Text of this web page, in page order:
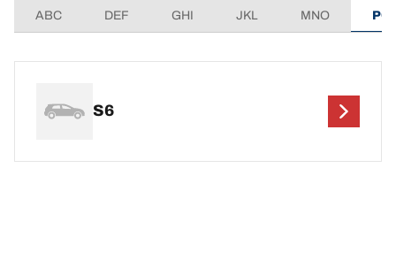
ABC DEF GHI JKL MNO
S6